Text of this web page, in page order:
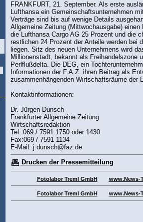
FRANKFURT, 21. September. Als erste
Lufthansa ein Gemeinschaftsunternehmen
Verträge sind bis auf wenige Details
Allgemeine Zeitung (Mittwochausgabe)
die Lufthansa Cargo AG 25 Prozent und die
restlichen 24 Prozent der Anteile werden bei
liegen. Sitz des neuen Unternehmens wird
Millionenstadt, bekannt als Freihandelszone
Perlflußdelta. Die DEG, ein
Informationen der F.A.Z. ihren Beitrag als
zusammenhängenden Wirtschaftsräume der
Kontaktinformationen:
Dr. Jürgen Dunsch
Frankfurter Allgemeine Zeitung
Wirtschaftsredaktion
Tel: 069 / 7591 1750 oder 1430
Fax:069 / 7591 1134
E-Mail: j.dunsch@faz.de
Drucken der Pressemitteilung
Fotolabor Treml GmbH www.News-
Fotolabor Treml GmbH www.News-